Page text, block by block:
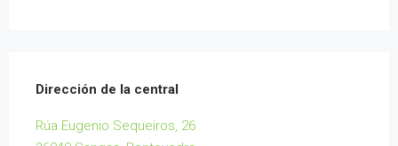
Dirección de la central
Rúa Eugenio Sequeiros, 26